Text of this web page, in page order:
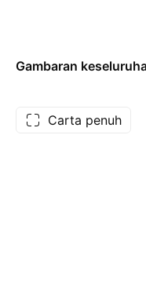
Gambaran
Carta penuh